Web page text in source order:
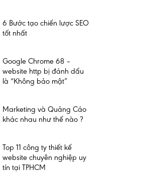
6 Bước tạo chiến lược SEO
tốt nhất
Google Chrome 68 –
website http bị đánh dấu
là “Không bảo mật”
Marketing và Quảng Cáo
khác nhau như thế nào ?
Top 11 công ty thiết kế
website chuyên nghiệp uy
tín tại TPHCM